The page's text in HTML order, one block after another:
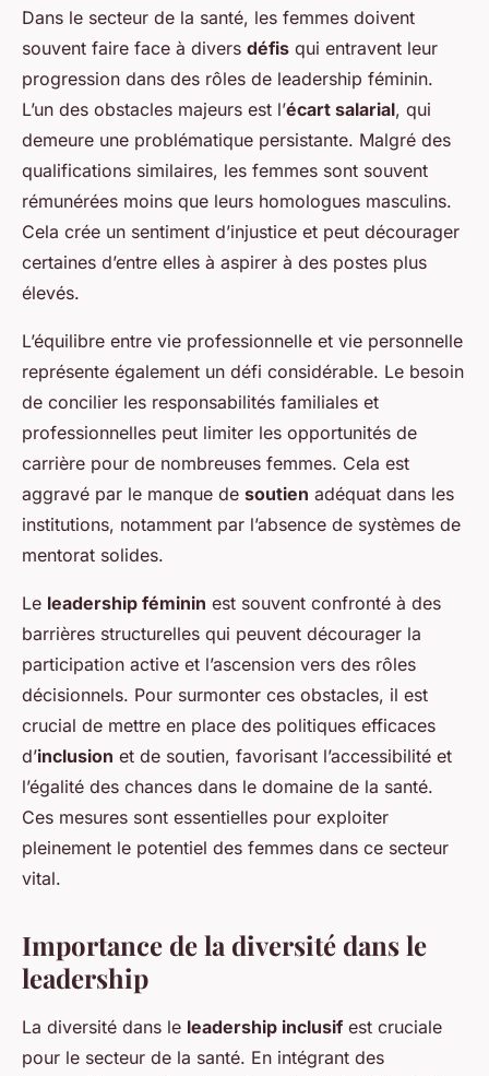
Dans le secteur de la santé, les femmes doivent
souvent faire face à divers défis qui entravent leur
progression dans des rôles de leadership féminin.
L’un des obstacles majeurs est l’écart salarial, qui
demeure une problématique persistante. Malgré des
qualifications similaires, les femmes sont souvent
rémunérées moins que leurs homologues masculins.
Cela crée un sentiment d’injustice et peut décourager
certaines d’entre elles à aspirer à des postes plus
élevés.
L’équilibre entre vie professionnelle et vie personnelle
représente également un défi considérable. Le besoin
de concilier les responsabilités familiales et
professionnelles peut limiter les opportunités de
carrière pour de nombreuses femmes. Cela est
aggravé par le manque de soutien adéquat dans les
institutions, notamment par l’absence de systèmes de
mentorat solides.
Le leadership féminin est souvent confronté à des
barrières structurelles qui peuvent décourager la
participation active et l’ascension vers des rôles
décisionnels. Pour surmonter ces obstacles, il est
crucial de mettre en place des politiques efficaces
d’inclusion et de soutien, favorisant l’accessibilité et
l’égalité des chances dans le domaine de la santé.
Ces mesures sont essentielles pour exploiter
pleinement le potentiel des femmes dans ce secteur
vital.
Importance de la diversité dans le
leadership
La diversité dans le leadership inclusif est cruciale
pour le secteur de la santé. En intégrant des